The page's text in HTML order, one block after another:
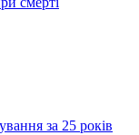
за 25 років